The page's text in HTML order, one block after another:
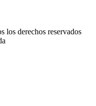
los derechos reservados